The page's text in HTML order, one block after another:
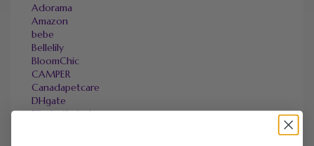
Adorama
Amazon
bebe
Bellelily
BloomChic
CAMPER
Canadapetcare
DHgate
Elizabeth Arden